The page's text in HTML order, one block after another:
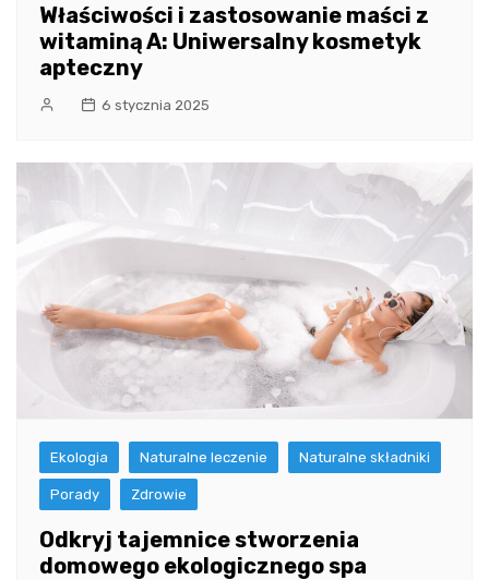
Właściwości i zastosowanie maści z
witaminą A: Uniwersalny kosmetyk
apteczny
6 stycznia 2025
Ekologia Naturalne leczenie Naturalne składniki
Porady Zdrowie
Odkryj tajemnice stworzenia
domowego ekologicznego spa